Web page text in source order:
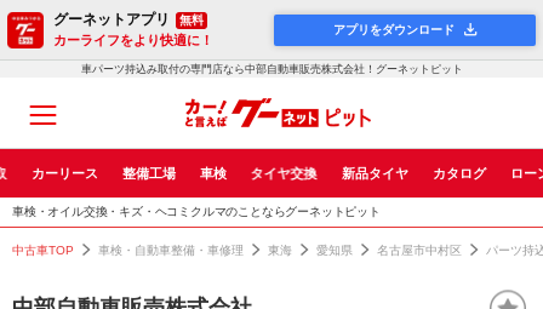
グーネットアプリ 無料
カーライフをより快適に！
アプリをダウンロード
車パーツ持込み取付の専門店なら中部自動車販売株式会社！グーネットピット
カーリース 整備工場 車検 タイヤ交換 新品タイヤ カタログ ロー
車検・オイル交換・キズ・ヘコミクルマのことならグーネットピット
中古車TOP 車検・自動車整備・車修理 東海 愛知県 名古屋市中村区 パーツ持